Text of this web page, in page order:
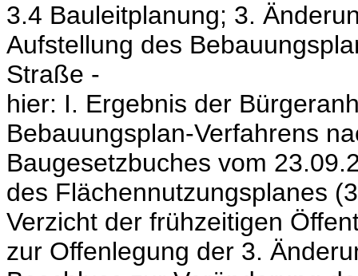
3.4 Bauleitplanung; 3.
Aufstellung des
Straße -
hier: I. Ergebnis der
Bebauungsplan-Verfahrens
Baugesetzbuches vom
des Flächennutzungsplanes
Verzicht der frühzeitigen
zur Offenlegung der 3.